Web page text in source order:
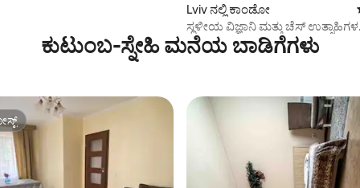
Lviv ನಲ್ಲಿ ಕಾಂಡೋ
ಸ್ಥಳೀಯ ವಿಜ್ಞಾನಿ ಮತ್ತು ಚೆಸ್ ಉತ್ಸಾಹಿಗಳ
ಆರಾಮದಾಯಕ ಮನೆ
ಕುಟುಂಬ-ಸ್ನೇಹಿ ಮನೆಯ ಬಾಡಿಗೆಗಳು